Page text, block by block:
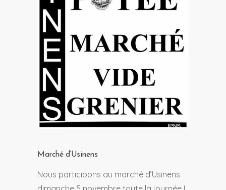
Marché d’Usinens
Nous participons au marché d’Usinens